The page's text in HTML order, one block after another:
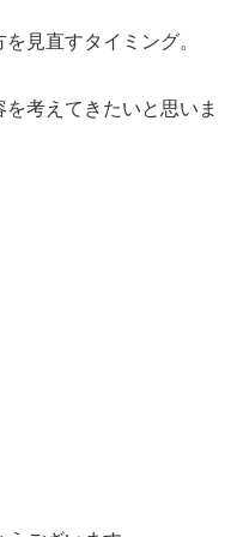
見直すタイミング。
考えてきたいと思いま